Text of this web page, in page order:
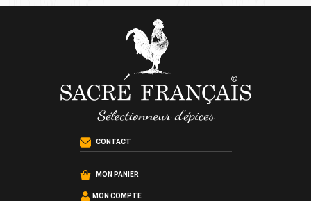
CONTACT
MON PANIER
MON COMPTE